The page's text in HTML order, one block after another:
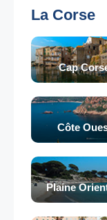
La Corse
Cap
Côte
Plaine